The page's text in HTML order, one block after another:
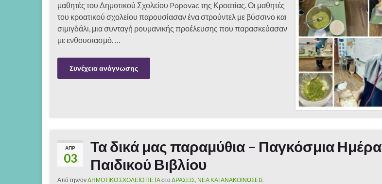
μαθητές του Δημοτικού Σχολείου Popovac της Κροατίας. Οι μαθητές
του κροατικού σχολείου παρουσίασαν ένα στρούντελ με βύσσινο και
σιμιγδάλι, μια συνταγή ρουμανικής προέλευσης που παρασκεύασαν
με ενθουσιασμό. …
Συνέχεια ανάγνωσης
ΑΠΡ
03
Τα δικά μας παραμύθια – Παγκόσμια Ημέρα
Παιδικού Βιβλίου
Από την/ονΔΗΜΟΤΙΚΟ ΣΧΟΛΕΙΟ ΠΕΤΑστο ΔΡΑΣΕΙΣ ΝΕΑ ΚΑΙ ΑΝΑΚΟΙΝΩΣΕΙΣ